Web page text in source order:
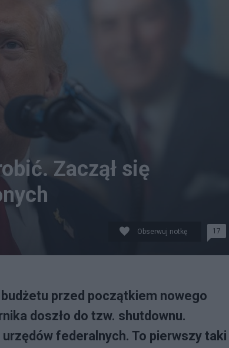
Zaczął się
Obserwuj notkę 17
przed początkiem nowego
doszło do tzw. shutdownu.
federalnych. To pierwszy taki